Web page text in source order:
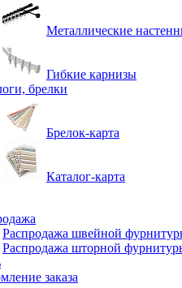
Металлические
Гибкие карнизы
брелки
Брелок-карта
Каталог-карта
Распродажа швейной
Распродажа шторной
заказа